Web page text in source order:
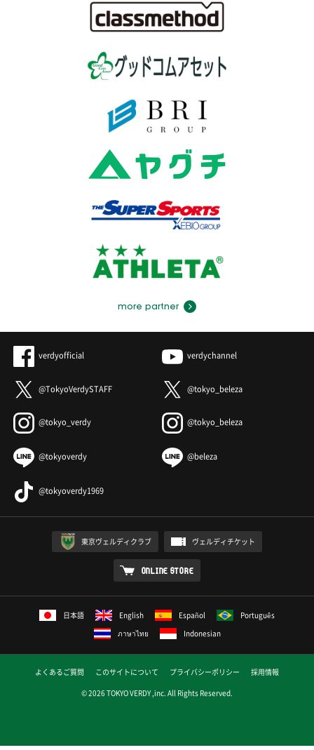
more partner
verdyofficial verdychannel
@TokyoVerdySTAFF @tokyo_beleza
@tokyo_verdy @tokyo_beleza
@tokyoverdy @beleza
@tokyoverdy1969
東京ヴェルディクラブ ヴェルディチケット
ONLINE STORE
日本語 English Español
Português
ภาษาไทย
Indonesian
よくあるご質問 このサイトについて プライバシーポリシー
採用情報
© 2026 TOKYO VERDY ,inc. All Rights Reserved.